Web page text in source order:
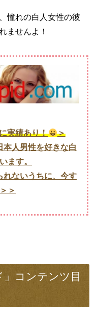
憧れの白人女性の彼
ませんよ！
実績あり！
＞
本人男性を好きな白
ます。
れないうちに、今す
＞
」コンテンツ目